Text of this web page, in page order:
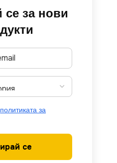
за нови
политиката за
се